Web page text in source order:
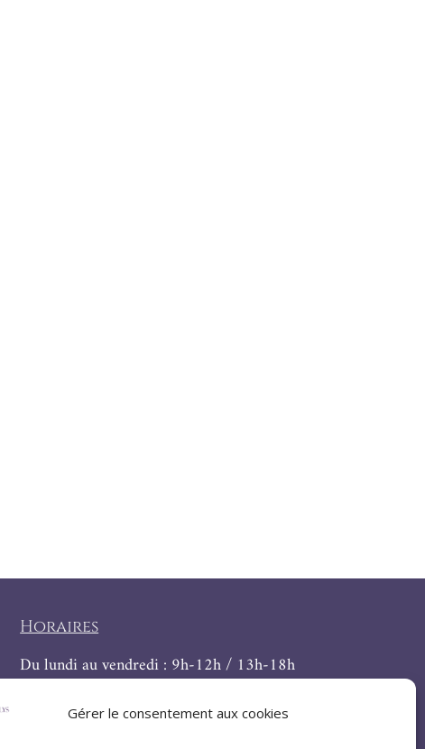
Gérer le consentement aux cookies
Horaires
Du lundi au vendredi : 9h-12h / 13h-18h
Le samedi : 9h-12h